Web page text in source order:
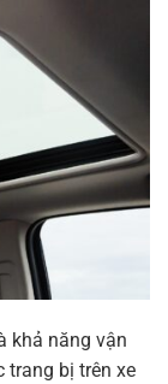
khả năng vận
trang bị trên xe